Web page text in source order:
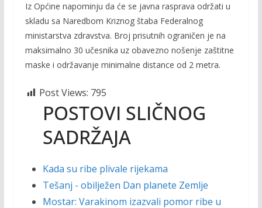
Iz Općine napominju da će se javna rasprava održati u
skladu sa Naredbom Kriznog štaba Federalnog
ministarstva zdravstva. Broj prisutnih ograničen je na
maksimalno 30 učesnika uz obavezno nošenje zaštitne
maske i održavanje minimalne distance od 2 metra.
Post Views: 795
POSTOVI SLIČNOG
SADRŽAJA
Kada su ribe plivale rijekama
Tešanj - obilježen Dan planete Zemlje
Mostar: Varakinom izazvali pomor ribe u